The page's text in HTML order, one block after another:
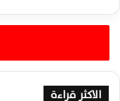
الاكثر قراءة